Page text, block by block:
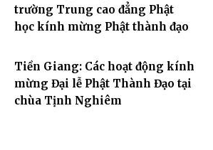
trường Trung cao đẳng Phật
học kính mừng Phật thành đạo
Tiền Giang: Các hoạt động kính
mừng Đại lễ Phật Thành Đạo tại
chùa Tịnh Nghiêm